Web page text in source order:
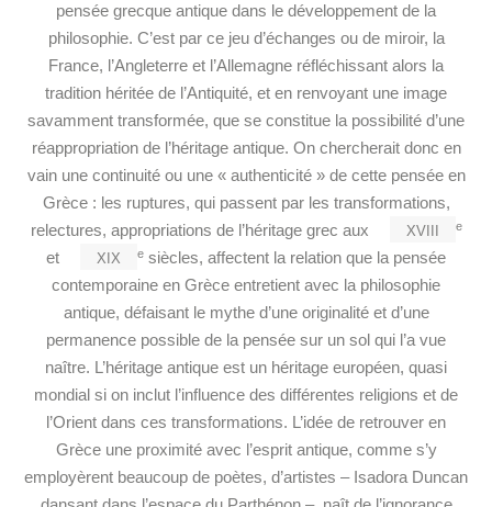
pensée grecque antique dans le développement de la
philosophie. C’est par ce jeu d’échanges ou de miroir, la
France, l’Angleterre et l’Allemagne réfléchissant alors la
tradition héritée de l’Antiquité, et en renvoyant une image
savamment transformée, que se constitue la possibilité d’une
réappropriation de l’héritage antique. On chercherait donc en
vain une continuité ou une « authenticité » de cette pensée en
Grèce : les ruptures, qui passent par les transformations,
relectures, appropriations de l’héritage grec aux
xviii e
et xix e siècles, affectent la relation que la pensée
contemporaine en Grèce entretient avec la philosophie
antique, défaisant le mythe d’une originalité et d’une
permanence possible de la pensée sur un sol qui l’a vue
naître. L’héritage antique est un héritage européen, quasi
mondial si on inclut l’influence des différentes religions et de
l’Orient dans ces transformations. L’idée de retrouver en
Grèce une proximité avec l’esprit antique, comme s’y
employèrent beaucoup de poètes, d’artistes – Isadora Duncan